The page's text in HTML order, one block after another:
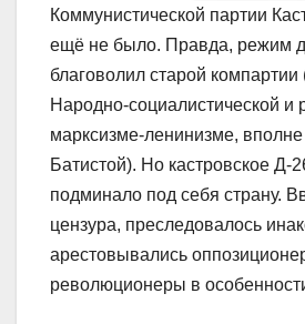
Коммунистической партии
ещё не было. Правда, режим
благоволил старой
Народно-социалистической и
марксизме-ленинизме,
Батистой). Но кастровское Д-
подминало под себя страну.
цензура, преследовалось
арестовывались
революционеры в